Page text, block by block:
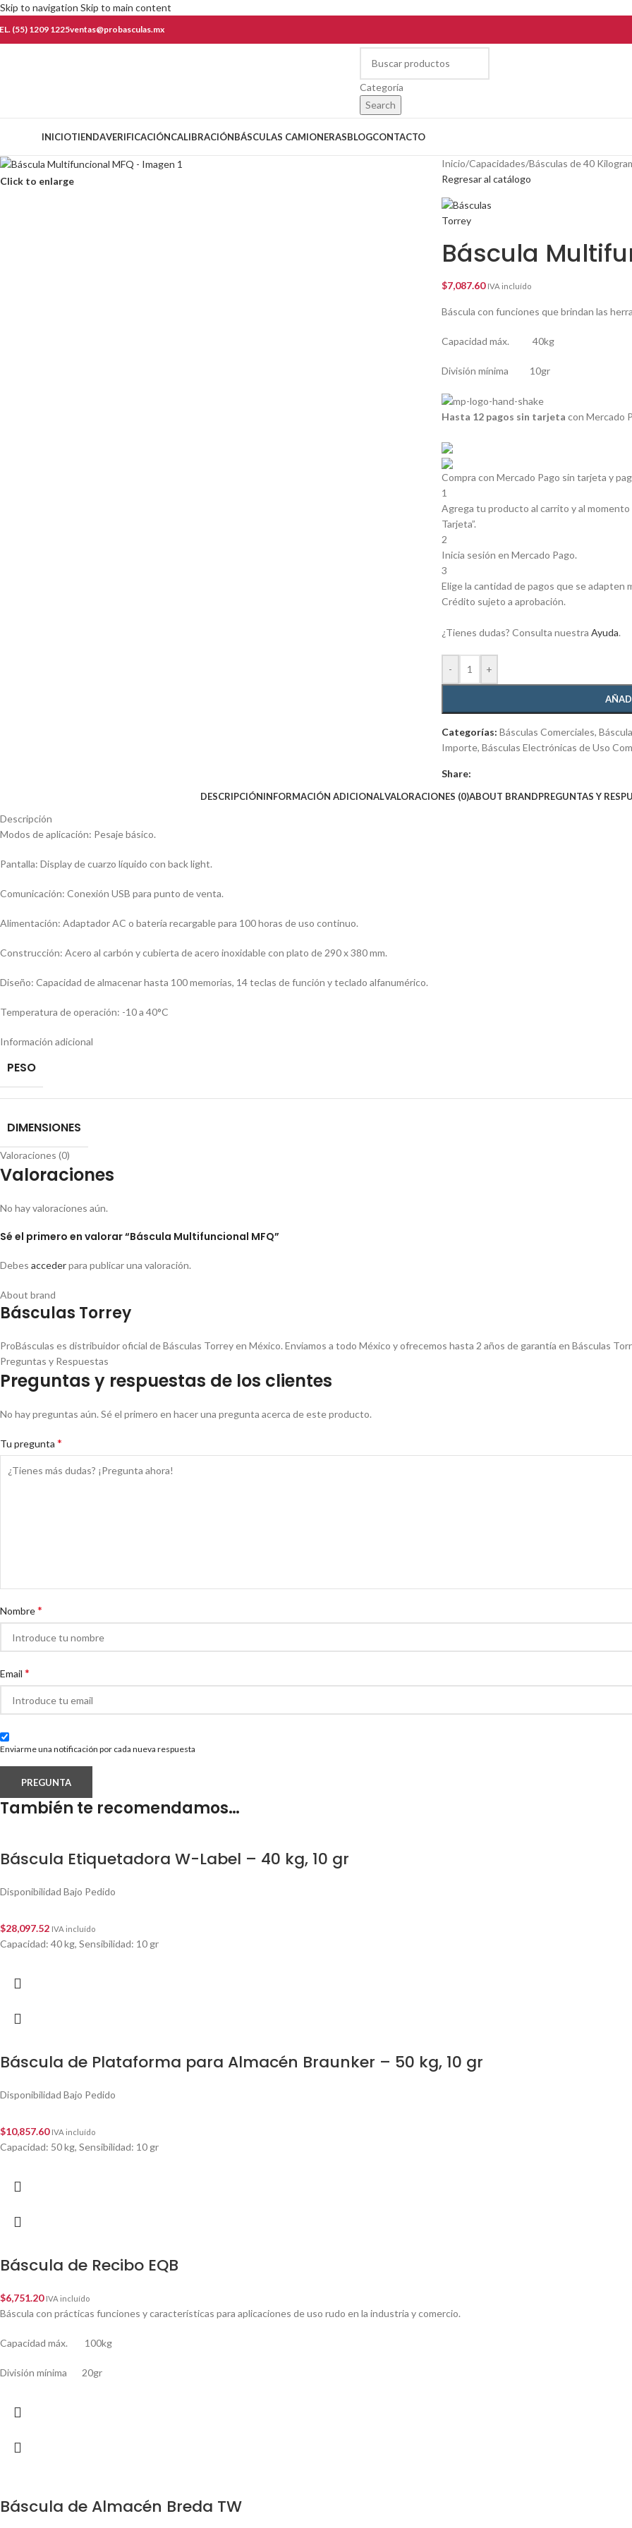
Skip to navigation Skip to main content
(55) 1209 1225ventas@probasculas.mx
Categoría
Search
INICIOTIENDAVERIFICACIÓNCALIBRACIÓNBÁSCULAS CAMIONERASBLOGCONTACTO
Click to enlarge
Inicio/Capacidades/Básculas de 40
Regresar al catálogo
Báscula
$7,087.60 IVA incluído
Báscula con funciones que brindan las
Capacidad máx. 40kg
División mínima 10gr
Hasta 12 pagos sin tarjeta con Mercado
Compra con Mercado Pago sin tarjeta y
1
Agrega tu producto al carrito y al momento
Tarjeta”.
2
Inicia sesión en Mercado Pago.
3
Elige la cantidad de pagos que se adapten
Crédito sujeto a aprobación.
¿Tienes dudas? Consulta nuestra Ayuda.
- +
Categorías: Básculas Comerciales,
Importe, Básculas Electrónicas de Uso
Share:
DESCRIPCIÓNINFORMACIÓN ADICIONALVALORACIONES (0)ABOUT BRANDPREGUNTAS Y
Descripción
Modos de aplicación: Pesaje básico.
Pantalla: Display de cuarzo líquido con back light.
Comunicación: Conexión USB para punto de venta.
Alimentación: Adaptador AC o batería recargable para 100 horas de uso continuo.
Construcción: Acero al carbón y cubierta de acero inoxidable con plato de 290 x 380 mm.
Diseño: Capacidad de almacenar hasta 100 memorias, 14 teclas de función y teclado alfanumérico.
Temperatura de operación: -10 a 40°C
Información adicional
PESO
DIMENSIONES
Valoraciones (0)
Valoraciones
No hay valoraciones aún.
Sé el primero en valorar “Báscula Multifuncional MFQ”
Debes accederpara publicar una valoración.
About brand
Básculas Torrey
ProBásculas es distribuidor oficial de Básculas Torrey en México. Enviamos a todo México y ofrecemos hasta 2 años de garantía en Básculas
Preguntas y Respuestas
Preguntas y respuestas de los clientes
No hay preguntas aún. Sé el primero en hacer una pregunta acerca de este producto.
Tu pregunta *
Nombre*
Email *
Enviarme una notificación por cada nueva respuesta
También te recomendamos…
Báscula Etiquetadora W-Label – 40 kg, 10 gr
Disponibilidad Bajo Pedido
$28,097.52 IVA incluído
Capacidad: 40 kg, Sensibilidad: 10 gr
Báscula de Plataforma para Almacén Braunker – 50 kg, 10 gr
Disponibilidad Bajo Pedido
$10,857.60 IVA incluído
Capacidad: 50 kg, Sensibilidad: 10 gr
Báscula de Recibo EQB
$6,751.20 IVA incluído
Báscula con prácticas funciones y características para aplicaciones de uso rudo en la industria y comercio.
Capacidad máx. 100kg
División mínima 20gr
Báscula de Almacén Breda TW